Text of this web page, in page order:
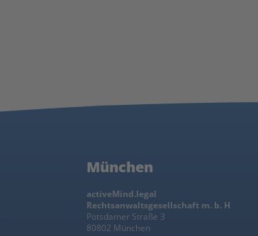
München
activeMind.legal
Rechtsanwaltsgesellschaft m. b. H
Potsdamer Straße 3
80802 München